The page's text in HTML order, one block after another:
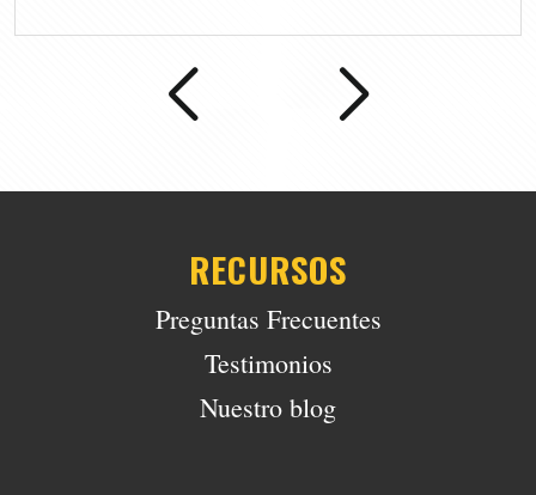
RECURSOS
Preguntas Frecuentes
Testimonios
Nuestro blog